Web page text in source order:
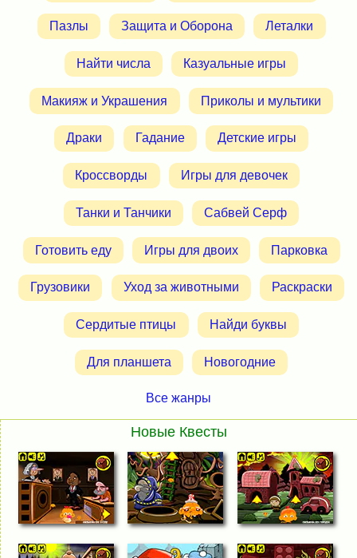
Пазлы Защита и Оборона Леталки
Найти числа Казуальные игры
Макияж и Украшения Приколы и мультики
Драки Гадание Детские игры
Кроссворды Игры для девочек
Танки и Танчики Сабвей Серф
Готовить еду Игры для двоих Парковка
Грузовики Уход за животными Раскраски
Сердитые птицы Найди буквы
Для планшета Новогодние
Все жанры
Новые Квесты